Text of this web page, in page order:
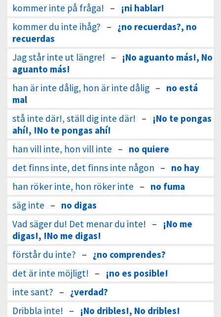
kommer inte på fråga! –
¡ni hablar!
kommer du inte ihåg? – ¿no recuerdas?, no
recuerdas
Jag står inte ut längre! –
¡No aguanto más!, No
aguanto más!
han är inte dålig, hon är inte dålig – no está
mal
stå inte där!, ställ dig inte där! –
¡No te pongas
ahí!, !No te pongas ahí!
han vill inte, hon vill inte – no quiere
det finns inte, det finns inte någon – no hay
han röker inte, hon röker inte – no fuma
säg inte – no digas
Vad säger du! Det menar du inte! –
¡No me
digas!, !No me digas!
förstår du inte? – ¿no comprendes?
det är inte möjligt! –
¡no es posible!
inte sant? – ¿verdad?
Dribbla inte! –
¡No dribles!, No dribles!